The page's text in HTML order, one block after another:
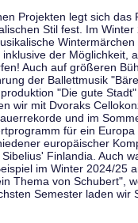
Projekten legt sich das
Stil fest. Im
inklusive der Möglichkeit,
Auch auf größeren
der Ballettmusik
"Die gute
wir mit Dvoraks
und im
für ein
europäischer
Sibelius' Finlandia. Auch
im Winter 2024/25
Thema von Schubert",
Semester laden wir